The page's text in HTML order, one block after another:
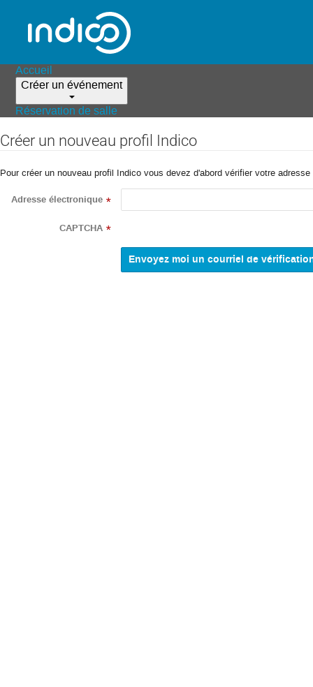
Accueil
Créer un événement
Réservation de salle
Créer un nouveau profil Indico
Pour créer un nouveau profil Indico vous devez d'abord vérifier votre
Adresse électronique *
CAPTCHA *